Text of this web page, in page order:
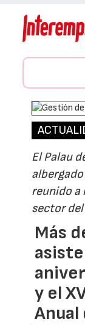
El Palau
reunido a
sector
Más
y el
Anual